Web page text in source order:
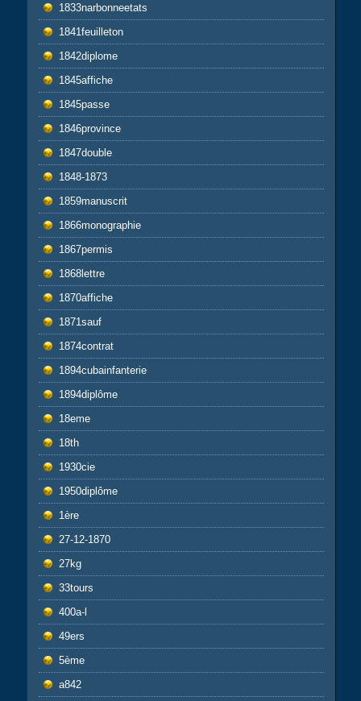
1833narbonneetats
1841feuilleton
1842diplome
1845affiche
1845passe
1846province
1847double
1848-1873
1859manuscrit
1866monographie
1867permis
1868lettre
1870affiche
1871sauf
1874contrat
1894cubainfanterie
1894diplôme
18eme
18th
1930cie
1950diplôme
1ère
27-12-1870
27kg
33tours
400a-l
49ers
5ème
a842